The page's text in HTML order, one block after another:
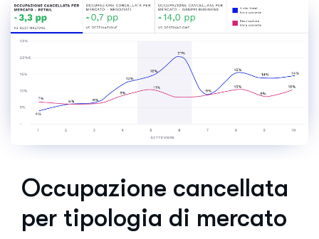
Occupazione cancellata
per tipologia di mercato